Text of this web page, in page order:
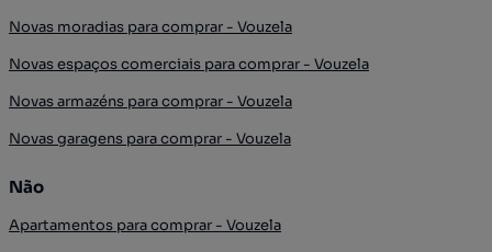
Novas moradias para comprar - Vouzela
Novas espaços comerciais para comprar - Vouzela
Novas armazéns para comprar - Vouzela
Novas garagens para comprar - Vouzela
Não
Apartamentos para comprar - Vouzela